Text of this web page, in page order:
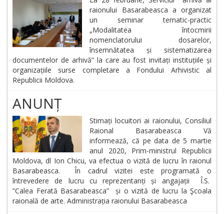
raionului Basarabeasca a organizat
un seminar tematic-practic
„Modalitatea întocmirii
nomenclatorului dosarelor,
însemnătatea și sistematizarea
documentelor de arhivă” la care au fost invitați instituțiile și
organizațiile surse completare a Fondului Arhivistic al
Republicii Moldova.
ANUNȚ
Stimați locuitori ai raionului, Consiliul
Raional Basarabeasca Vă
informează, că pe data de 5 martie
anul 2020, Prim-ministrul Republicii
Moldova, dl Ion Chicu, va efectua o vizită de lucru în raionul
Basarabeasca. În cadrul vizitei este programată o
întrevedere de lucru cu reprezentanți și angajații Î.S.
”Calea Ferată Basarabeasca” și o vizită de lucru la Şcoala
raională de arte. Administrația raionului Basarabeasca